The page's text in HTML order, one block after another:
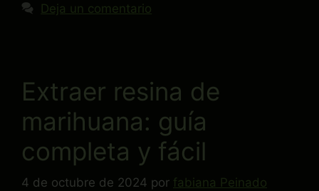
Deja un comentario
Extraer resina de
marihuana: guía
completa y fácil
4 de octubre de 2024 por fabiana Peinado